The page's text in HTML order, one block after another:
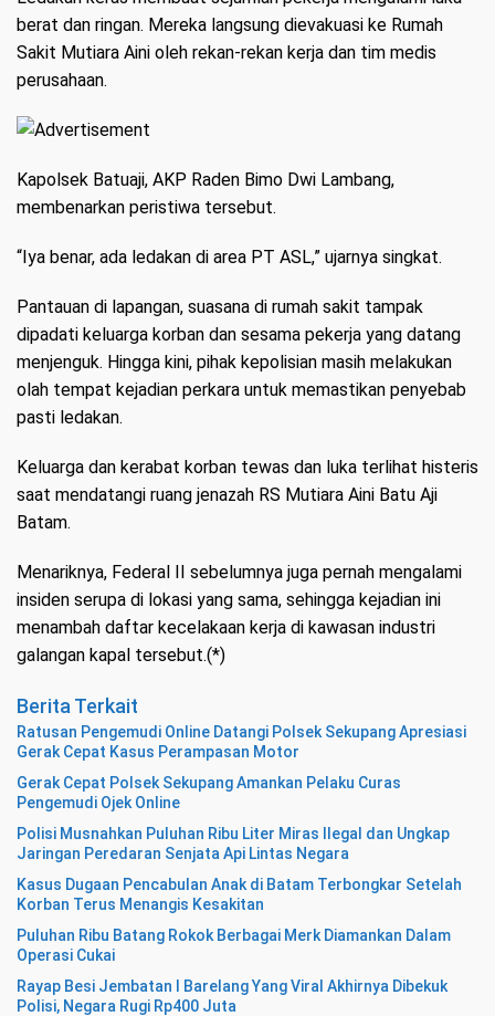
berat dan ringan. Mereka langsung dievakuasi ke Rumah
Sakit Mutiara Aini oleh rekan-rekan kerja dan tim medis
perusahaan.
Kapolsek Batuaji, AKP Raden Bimo Dwi Lambang,
membenarkan peristiwa tersebut.
“Iya benar, ada ledakan di area PT ASL,” ujarnya singkat.
Pantauan di lapangan, suasana di rumah sakit tampak
dipadati keluarga korban dan sesama pekerja yang datang
menjenguk. Hingga kini, pihak kepolisian masih melakukan
olah tempat kejadian perkara untuk memastikan penyebab
pasti ledakan.
Keluarga dan kerabat korban tewas dan luka terlihat histeris
saat mendatangi ruang jenazah RS Mutiara Aini Batu Aji
Batam.
Menariknya, Federal II sebelumnya juga pernah mengalami
insiden serupa di lokasi yang sama, sehingga kejadian ini
menambah daftar kecelakaan kerja di kawasan industri
galangan kapal tersebut.(*)
Berita Terkait
Ratusan Pengemudi Online Datangi Polsek Sekupang Apresiasi
Gerak Cepat Kasus Perampasan Motor
Gerak Cepat Polsek Sekupang Amankan Pelaku Curas
Pengemudi Ojek Online
Polisi Musnahkan Puluhan Ribu Liter Miras Ilegal dan Ungkap
Jaringan Peredaran Senjata Api Lintas Negara
Kasus Dugaan Pencabulan Anak di Batam Terbongkar Setelah
Korban Terus Menangis Kesakitan
Puluhan Ribu Batang Rokok Berbagai Merk Diamankan Dalam
Operasi Cukai
Rayap Besi Jembatan I Barelang Yang Viral Akhirnya Dibekuk
Polisi, Negara Rugi Rp400 Juta